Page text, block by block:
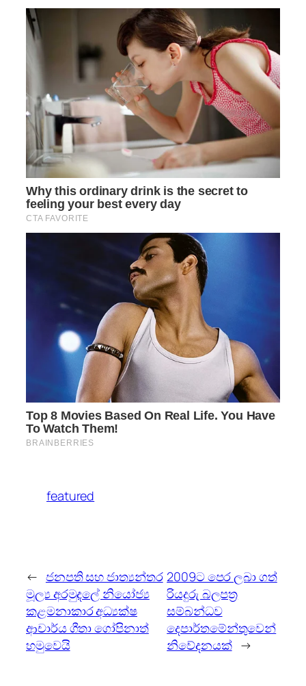
featured
← ජනපති සහ ජාත්‍යන්තර
මූල්‍ය අරමුදලේ නියෝජ්‍ය
කළමනාකාර අධ්‍යක්ෂ
ආචාර්ය ගීතා ගෝපිනාත්
හමුවෙයි
2009ට පෙර ලබා ගත්
රියදුරු බලපත්‍ර
සම්බන්ධව
දෙපාර්තමේන්තුවෙන්
නිවේදනයක් →